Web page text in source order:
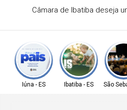
Câmara de Ibatiba deseja
Iúna - ES Ibatiba - ES São